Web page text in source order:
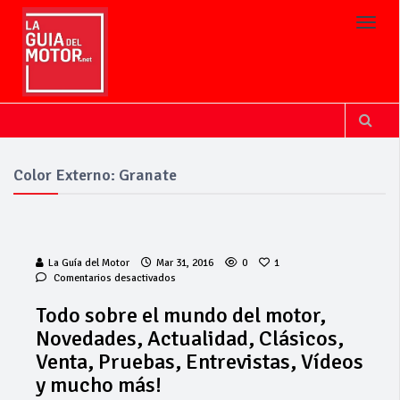
Color Externo: Granate
La Guía del Motor Mar 31, 2016 0
1
Comentarios desactivados
el
mundo
del
motor,
Todo sobre el mundo del motor,
Novedades, Actualidad, Clásicos,
Venta, Pruebas, Entrevistas, Vídeos
y mucho más!
Cárnicas El
Alcazar,
patrocinador de